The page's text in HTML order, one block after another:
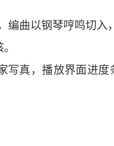
编曲以钢琴哼鸣切入
真，播放界面进度